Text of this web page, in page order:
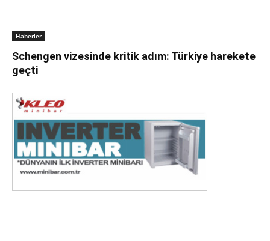
Haberler
Schengen vizesinde kritik adım: Türkiye harekete
geçti